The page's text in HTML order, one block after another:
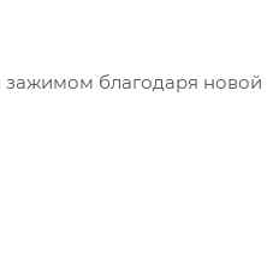
благодаря новой